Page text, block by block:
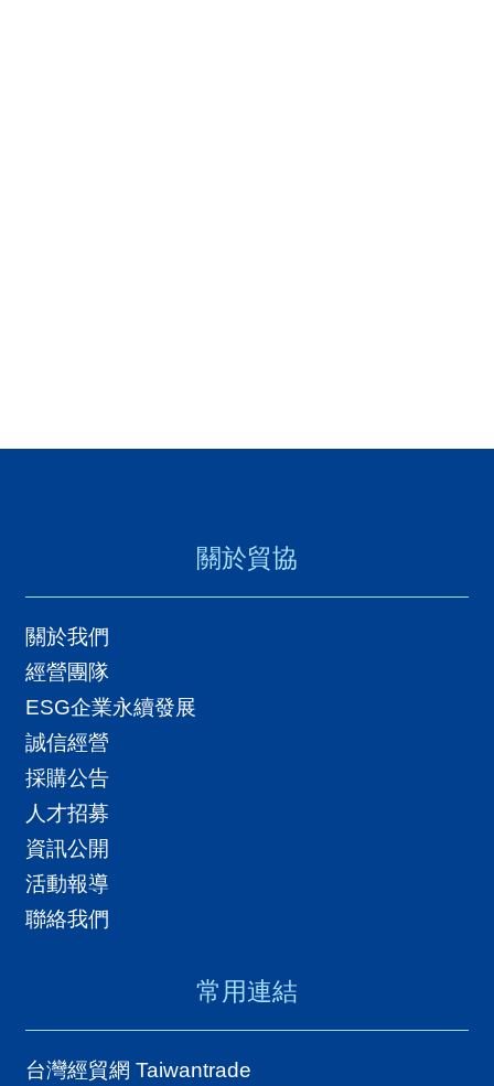
關於貿協
關於我們
經營團隊
ESG企業永續發展
誠信經營
採購公告
人才招募
資訊公開
活動報導
聯絡我們
常用連結
台灣經貿網 Taiwantrade